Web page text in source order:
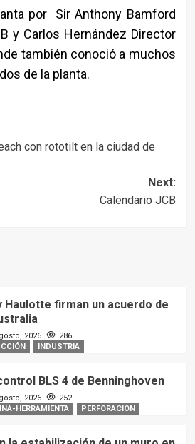
por Sir Anthony Bamford
y Carlos Hernández Director
también conoció a muchos
de la planta.
con rototilt en la ciudad de
Next:
Calendario JCB
Haulotte firman un acuerdo de
2026
286
INDUSTRIA
BLS 4 de Benninghoven
2026
252
HERRAMIENTA PERFORACION